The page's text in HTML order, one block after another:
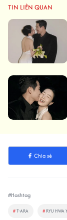
TIN LIÊN QUAN
Chia sẻ
#Hashtag
#T-ARA # RYU HWA